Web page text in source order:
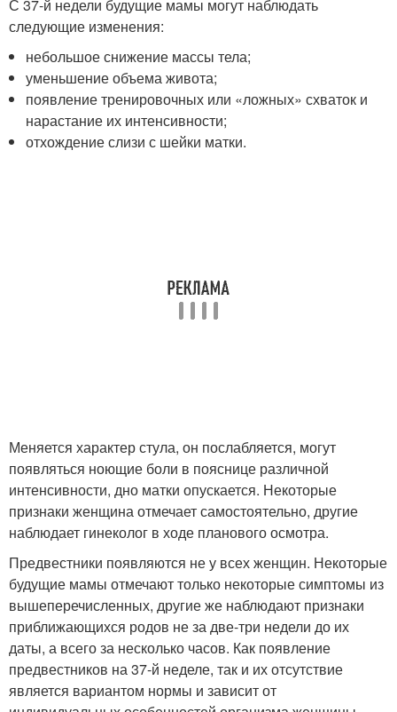
С 37-й недели будущие мамы могут наблюдать
следующие изменения:
небольшое снижение массы тела;
уменьшение объема живота;
появление тренировочных или «ложных» схваток и
нарастание их интенсивности;
отхождение слизи с шейки матки.
Меняется характер стула, он послабляется, могут
появляться ноющие боли в пояснице различной
интенсивности, дно матки опускается. Некоторые
признаки женщина отмечает самостоятельно, другие
наблюдает гинеколог в ходе планового осмотра.
Предвестники появляются не у всех женщин. Некоторые
будущие мамы отмечают только некоторые симптомы из
вышеперечисленных, другие же наблюдают признаки
приближающихся родов не за две-три недели до их
даты, а всего за несколько часов. Как появление
предвестников на 37-й неделе, так и их отсутствие
является вариантом нормы и зависит от